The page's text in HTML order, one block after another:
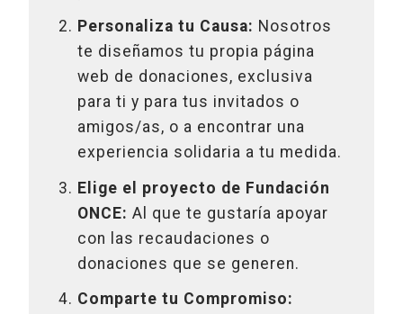
Personaliza tu Causa: Nosotros
te diseñamos tu propia página
web de donaciones, exclusiva
para ti y para tus invitados o
amigos/as, o a encontrar una
experiencia solidaria a tu medida.
Elige el proyecto de Fundación
ONCE: Al que te gustaría apoyar
con las recaudaciones o
donaciones que se generen.
Comparte tu Compromiso: